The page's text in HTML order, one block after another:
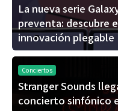
La nueva serie
preventa: descubre
innovación plegable
Conciertos
Stranger Sounds
concierto sinfónico